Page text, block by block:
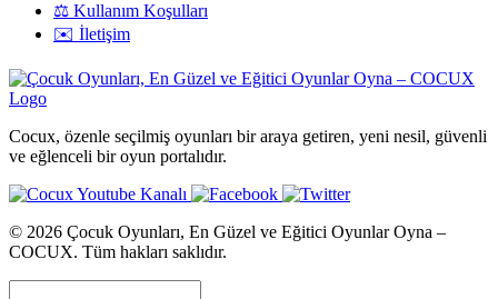
⚖️ Kullanım Koşulları
✉️ İletişim
Cocux, özenle seçilmiş oyunları bir araya getiren, yeni nesil, güvenli
ve eğlenceli bir oyun portalıdır.
© 2026 Çocuk Oyunları, En Güzel ve Eğitici Oyunlar Oyna –
COCUX. Tüm hakları saklıdır.